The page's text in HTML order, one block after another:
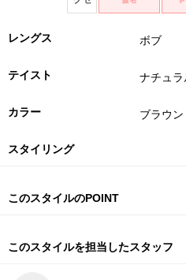
レングス ボブ
テイスト ナチュラ
カラー ブラウ
スタイリング
このスタイルのPOINT
このスタイルを担当したスタッフ